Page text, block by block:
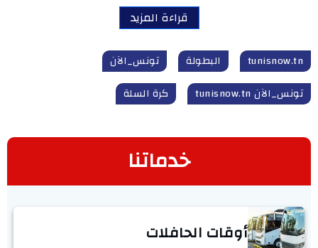
قراءة المزيد
tunisnow.tn البطولة
تونس_الآن
تونس_الآن tunisnow.tn
كرة السلة
خدماتنا
أوقات الحافلات